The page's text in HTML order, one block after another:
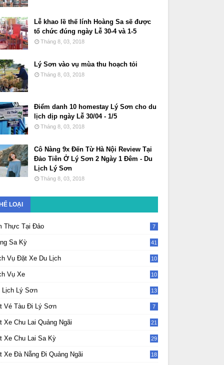
Lễ khao lề thế lính Hoàng Sa sẽ được
tổ chức đúng ngày Lễ 30-4 và 1-5
Tháng 8, 03, 2018
Lý Sơn vào vụ mùa thu hoạch tỏi
Tháng 8, 03, 2018
Điểm danh 10 homestay Lý Sơn cho du
lịch dịp ngày Lễ 30/04 - 1/5
Tháng 8, 03, 2018
Cô Nàng 9x Đến Từ Hà Nội Review Tại
Đảo Tiên Ở Lý Sơn 2 Ngày 1 Đêm - Du
Lịch Lý Sơn
Tháng 8, 03, 2018
LOẠI
Thực Tại Đảo 7
Sa Kỳ 41
Vụ Đặt Xe Du Lịch
10
Vụ Xe
10
Lịch Lý Sơn 13
Vé Tàu Đi Lý Sơn 7
Xe Chu Lai Quảng Ngãi 21
Xe Chu Lai Sa Kỳ 29
Xe Đà Nẵng Đi Quảng Ngãi 18